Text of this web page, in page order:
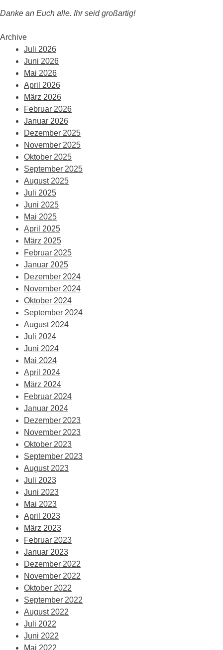
Danke an Euch alle. Ihr seid großartig!
Archive
Juli 2026
Juni 2026
Mai 2026
April 2026
März 2026
Februar 2026
Januar 2026
Dezember 2025
November 2025
Oktober 2025
September 2025
August 2025
Juli 2025
Juni 2025
Mai 2025
April 2025
März 2025
Februar 2025
Januar 2025
Dezember 2024
November 2024
Oktober 2024
September 2024
August 2024
Juli 2024
Juni 2024
Mai 2024
April 2024
März 2024
Februar 2024
Januar 2024
Dezember 2023
November 2023
Oktober 2023
September 2023
August 2023
Juli 2023
Juni 2023
Mai 2023
April 2023
März 2023
Februar 2023
Januar 2023
Dezember 2022
November 2022
Oktober 2022
September 2022
August 2022
Juli 2022
Juni 2022
Mai 2022